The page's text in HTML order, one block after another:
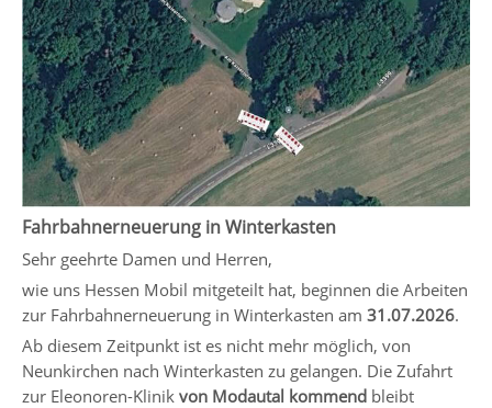
Fahrbahnerneuerung in Winterkasten
Sehr geehrte Damen und Herren,
wie uns Hessen Mobil mitgeteilt hat, beginnen die Arbeiten
zur Fahrbahnerneuerung in Winterkasten am 31.07.2026.
Ab diesem Zeitpunkt ist es nicht mehr möglich, von
Neunkirchen nach Winterkasten zu gelangen. Die Zufahrt
zur Eleonoren-Klinik von Modautal kommend bleibt